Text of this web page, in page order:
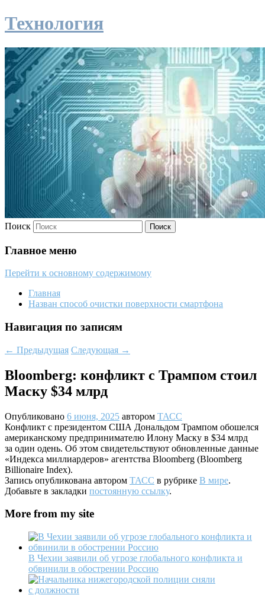
Технология
Поиск
Главное меню
Перейти к основному содержимому
Главная
Назван способ очистки поверхности смартфона
Навигация по записям
← Предыдущая Следующая →
Bloomberg: конфликт с Трампом стоил
Маску $34 млрд
Опубликовано 6 июня, 2025 автором ТАСС
Конфликт с президентом США Дональдом Трампом обошелся
американскому предпринимателю Илону Маску в $34 млрд
за один одень. Об этом свидетельствуют обновленные данные
«Индекса миллиардеров» агентства Bloomberg (Bloomberg
Billionaire Index).
Запись опубликована автором ТАСС в рубрике В мире.
Добавьте в закладки постоянную ссылку.
More from my site
В Чехии заявили об угрозе глобального конфликта и
обвинили в обострении Россию